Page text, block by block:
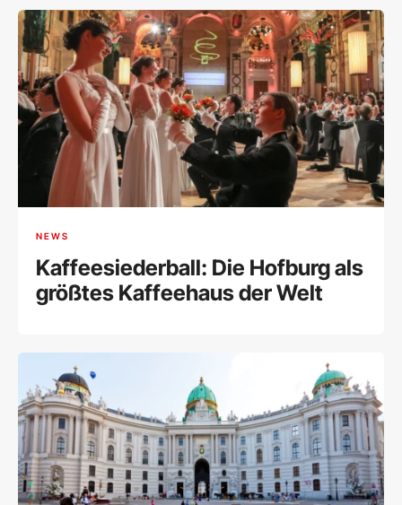
NEWS
Kaffeesiederball: Die Hofburg als
größtes Kaffeehaus der Welt